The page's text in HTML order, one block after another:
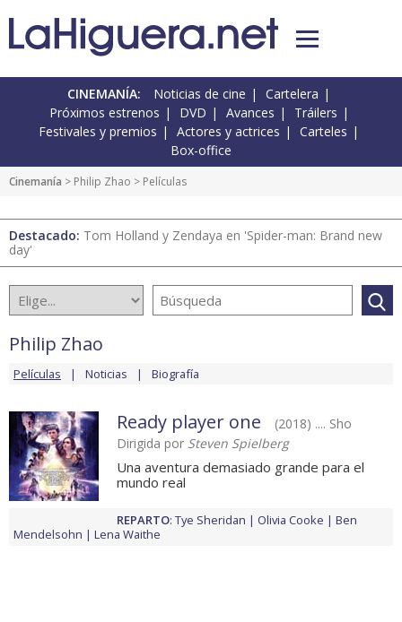
CINEMANÍA: Noticias de cine
Cartelera
Próximos estrenos
DVD Avances
Tráilers
Festivales y premios
Actores y actrices
Carteles
Box-office
Cinemanía > Philip Zhao > Películas
Destacado: Tom Holland y Zendaya en 'Spider-man: Brand new
day'
Philip Zhao
Películas Noticias Biografía
Ready player one
(2018) .... Sho
Dirigida por Steven Spielberg
Una aventura demasiado grande para el
mundo real
REPARTO: Tye Sheridan Olivia Cooke
Ben
Mendelsohn
Lena Waithe